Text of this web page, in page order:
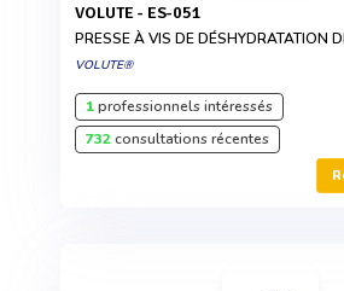
VOLUTE - ES-051
PRESSE À VIS DE DÉSHYDRATATION
VOLUTE®
1professionnels intéressés
732consultations récentes